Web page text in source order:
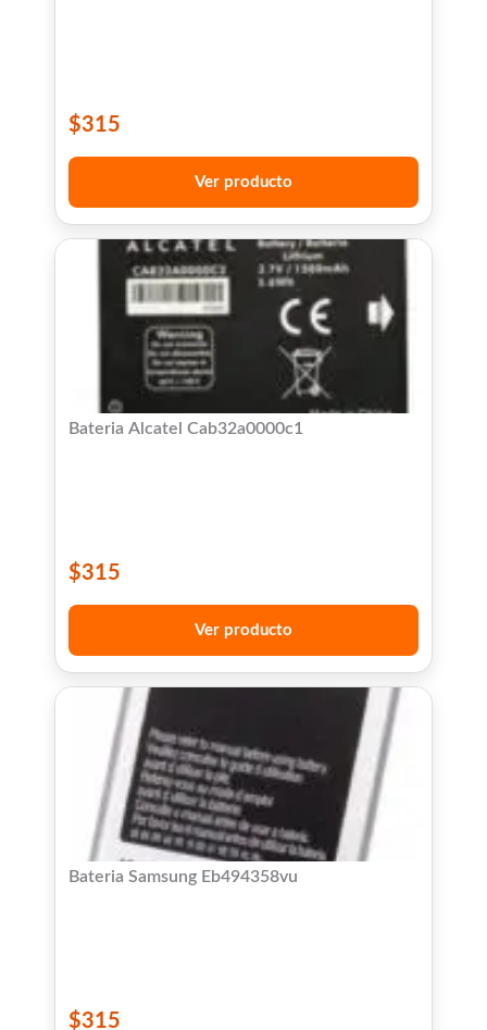
$315
Ver producto
Bateria Alcatel Cab32a0000c1
$315
Ver producto
Bateria Samsung Eb494358vu
$315